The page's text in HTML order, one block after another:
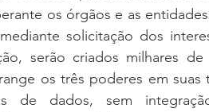
os órgãos e as
solicitação dos
serão criados milhares
os três poderes em
de dados, sem